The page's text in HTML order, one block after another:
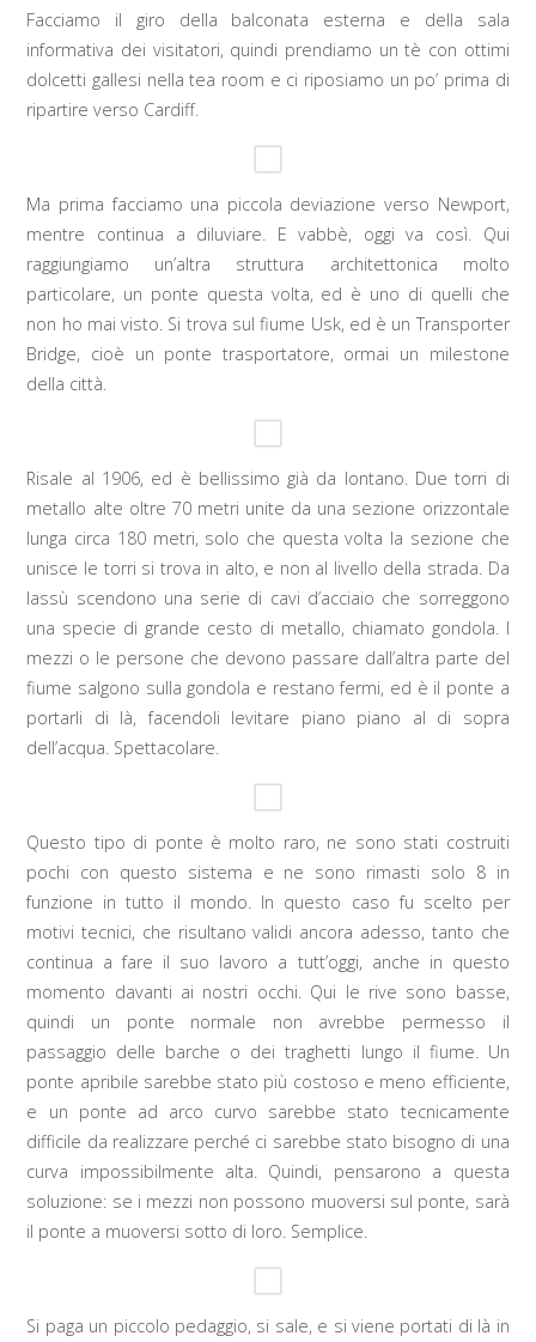
Facciamo il giro della balconata esterna e della sala
informativa dei visitatori, quindi prendiamo un tè con ottimi
dolcetti gallesi nella tea room e ci riposiamo un po’ prima di
ripartire verso Cardiff.
Ma prima facciamo una piccola deviazione verso Newport,
mentre continua a diluviare. E vabbè, oggi va così. Qui
raggiungiamo un’altra struttura architettonica molto
particolare, un ponte questa volta, ed è uno di quelli che
non ho mai visto. Si trova sul fiume Usk, ed è un Transporter
Bridge, cioè un ponte trasportatore, ormai un milestone
della città.
Risale al 1906, ed è bellissimo già da lontano. Due torri di
metallo alte oltre 70 metri unite da una sezione orizzontale
lunga circa 180 metri, solo che questa volta la sezione che
unisce le torri si trova in alto, e non al livello della strada. Da
lassù scendono una serie di cavi d’acciaio che sorreggono
una specie di grande cesto di metallo, chiamato gondola. I
mezzi o le persone che devono passare dall’altra parte del
fiume salgono sulla gondola e restano fermi, ed è il ponte a
portarli di là, facendoli levitare piano piano al di sopra
dell’acqua. Spettacolare.
Questo tipo di ponte è molto raro, ne sono stati costruiti
pochi con questo sistema e ne sono rimasti solo 8 in
funzione in tutto il mondo. In questo caso fu scelto per
motivi tecnici, che risultano validi ancora adesso, tanto che
continua a fare il suo lavoro a tutt’oggi, anche in questo
momento davanti ai nostri occhi. Qui le rive sono basse,
quindi un ponte normale non avrebbe permesso il
passaggio delle barche o dei traghetti lungo il fiume. Un
ponte apribile sarebbe stato più costoso e meno efficiente,
e un ponte ad arco curvo sarebbe stato tecnicamente
difficile da realizzare perché ci sarebbe stato bisogno di una
curva impossibilmente alta. Quindi, pensarono a questa
soluzione: se i mezzi non possono muoversi sul ponte, sarà
il ponte a muoversi sotto di loro. Semplice.
Si paga un piccolo pedaggio, si sale, e si viene portati di là in